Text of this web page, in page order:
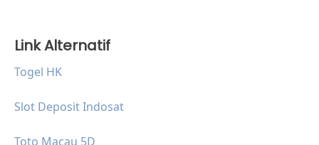
Link Alternatif
Togel HK
Slot Deposit Indosat
Toto Macau 5D